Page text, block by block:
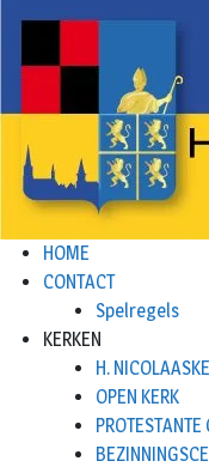
HOME
CONTACT
Spelregels
KERKEN
H.
OPEN KERK